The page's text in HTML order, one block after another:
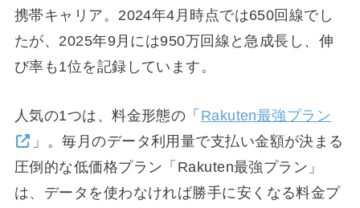
携帯キャリア。2024年4月時点では650回線でし
たが、2025年9月には950万回線と急成長し、伸
び率も1位を記録しています。
人気の1つは、料金形態の「 Rakuten最強プラン
」。毎月のデータ利用量で支払い金額が決まる
圧倒的な低価格プラン「Rakuten最強プラン」
は、データを使わなければ勝手に安くなる料金プ